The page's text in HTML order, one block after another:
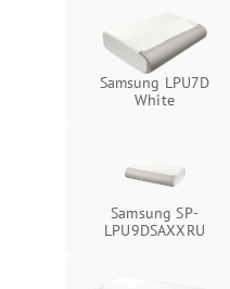
Samsung LPU7D
White
Samsung SP-
LPU9DSAXXRU